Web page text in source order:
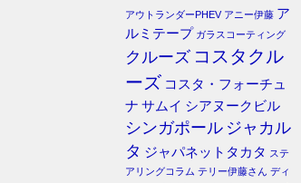
アウトランダーPHEV アニー伊藤 ア
ルミテープ ガラスコーティング
クルーズ コスタクル
ーズ コスタ・フォーチュ
ナ サムイ シアヌークビル
シンガポール ジャカル
タ ジャパネットタカタ ステ
アリングコラム テリー伊藤さん ディ